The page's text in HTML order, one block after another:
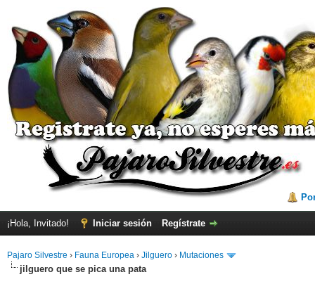
¡Hola, Invitado! Iniciar sesión Regístrate
Pajaro Silvestre › Fauna Europea › Jilguero › Mutaciones
jilguero que se pica una pata